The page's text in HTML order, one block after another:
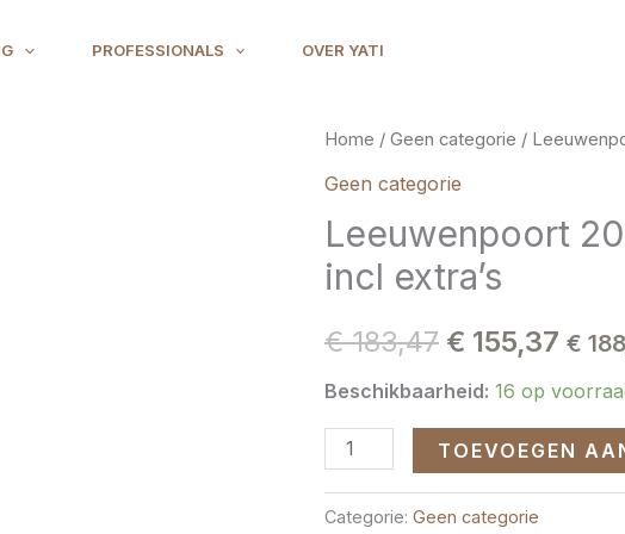
PROFESSIONALS
OVER YATI
Home / Geen categorie /
Geen categorie
Leeuwenpoort
incl extra’s
€183,47
prijs
was:
€ 155,37
is:
€
Beschikbaarheid: 16 op
Leeuwenpoort
2026
Event
9/8
incl
extra's
TOEVOEGEN
Categorie: Geen categorie